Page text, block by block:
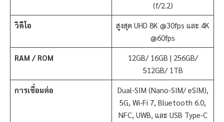
(f/2.2)
วิดีโอ
สูงสุด UHD 8K @30fps และ 4K
@60fps
RAM / ROM
12GB/ 16GB | 256GB/
512GB/ 1TB
การเชื่อมต่อ
Dual-SIM (Nano-SIM/ eSIM),
5G, Wi-Fi 7, Bluetooth 6.0,
NFC, UWB, และ USB Type-C